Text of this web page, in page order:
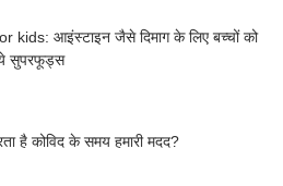
kids: आइंस्टाइन जैसे दिमाग के लिए बच्चों को
सुपरफूड्स
है कोविद के समय हमारी मदद?